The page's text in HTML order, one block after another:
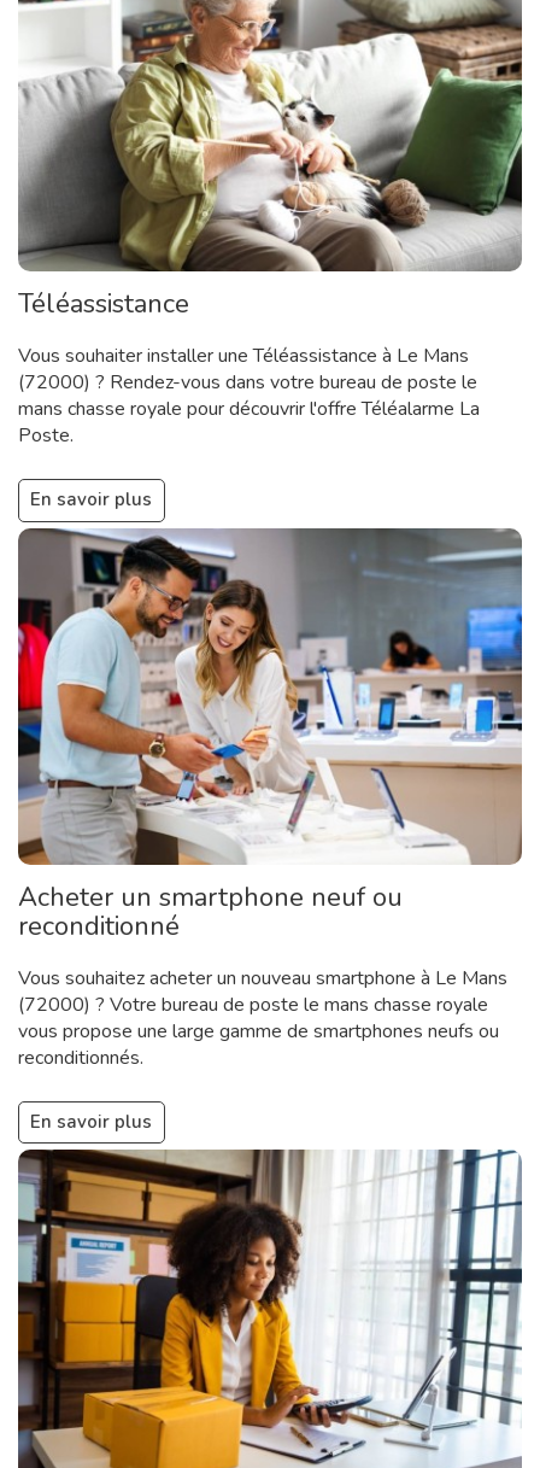
Téléassistance
Vous souhaiter installer une Téléassistance à Le Mans
(72000) ? Rendez-vous dans votre bureau de poste le
mans chasse royale pour découvrir l'offre Téléalarme La
Poste.
En savoir plus
Acheter un smartphone neuf ou
reconditionné
Vous souhaitez acheter un nouveau smartphone à Le Mans
(72000) ? Votre bureau de poste le mans chasse royale
vous propose une large gamme de smartphones neufs ou
reconditionnés.
En savoir plus